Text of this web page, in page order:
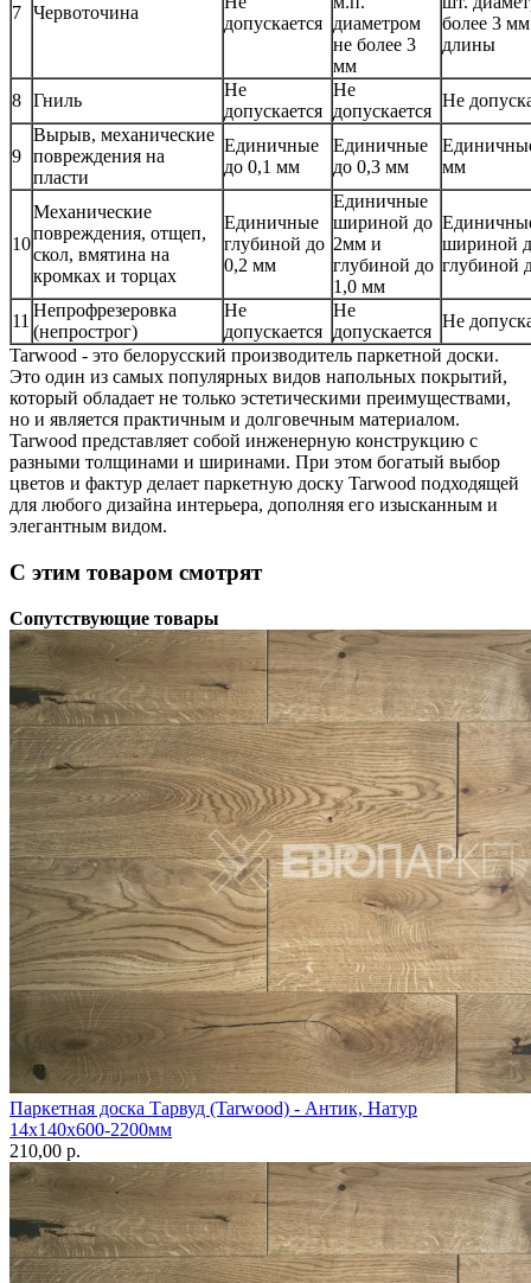
7 Червоточина
допускается диаметром
не более 3
мм
более 3
длины
8 Гниль
Не
допускается
Не
допускается
Не
9
Вырыв, механические
повреждения на
пласти
Единичные
до 0,1 мм
Единичные
до 0,3 мм
мм
10
Механические
повреждения, отщеп,
скол, вмятина на
кромках и торцах
Единичные
глубиной до
0,2 мм
Единичные
шириной до
2мм и
глубиной до
1,0 мм
шириной
глубиной
11
Непрофрезеровка
(непрострог)
Не
допускается
Не
допускается
Не
Tarwood - это белорусский производитель паркетной доски.
Это один из самых популярных видов напольных покрытий,
который обладает не только эстетическими преимуществами,
но и является практичным и долговечным материалом.
Tarwood представляет собой инженерную конструкцию с
разными толщинами и ширинами. При этом богатый выбор
цветов и фактур делает паркетную доску Tarwood подходящей
для любого дизайна интерьера, дополняя его изысканным и
элегантным видом.
С этим товаром смотрят
Сопутствующие товары
Паркетная доска Тарвуд (Tarwood) - Антик, Натур
14х140х600-2200мм
210,00 p.